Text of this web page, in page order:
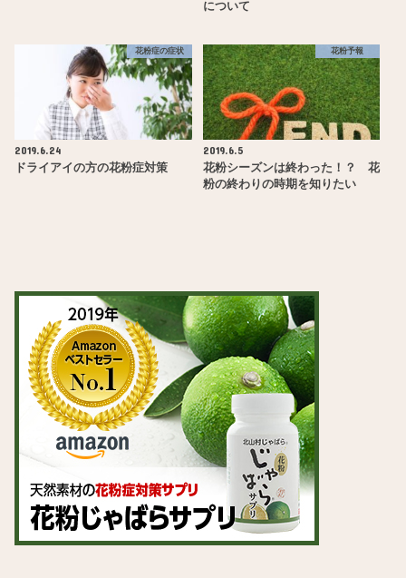
について
花粉症の症状
2019.6.24
ドライアイの方の花粉症対策
花粉予報
2019.6.5
花粉シーズンは終わった！？ 花
粉の終わりの時期を知りたい